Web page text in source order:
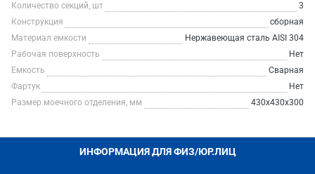
Количество секций, шт
3
Конструкция
сборная
Материал емкости
Нержавеющая сталь AISI 304
Рабочая поверхность
Нет
Емкость
Сварная
Фартук
Нет
Размер моечного отделения, мм
430х430х300
ИНФОРМАЦИЯ ДЛЯ ФИЗ/ЮР.ЛИЦ